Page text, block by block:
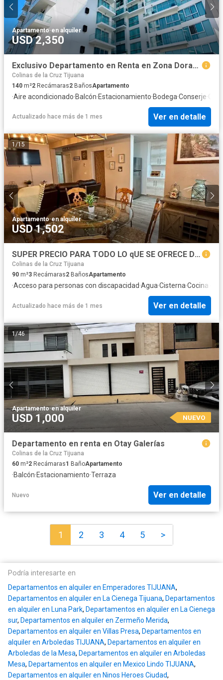
Apartamento·en alquiler
USD 2,350
Exclusivo Departamento en Renta en Zona Dorada con Vista al Campo de Golf
Colinas de la Cruz Tijuana
140 m²2 Recámaras2 BañosApartamento
·Aire acondicionado·Balcón·Estacionamiento·Bodega·Conserje·
Actualizado hace más de 1 mes Ver en detalle
1 /15
Apartamento·en alquiler
USD 1,502
SUPER PRECIO PARA TODO LO qUE SE OFRECE DEPARTAMENTO AMUEBLADO EN PLANTA BAJA ENFRENTE DE PALACIO CON INTERNET INCLUIDO Y CUOTA DE MANTENIMIENTO
Colinas de la Cruz Tijuana
90 m²3 Recámaras2 BañosApartamento
·Acceso para personas con discapacidad·Agua·Cisterna·Cocina
Actualizado hace más de 1 mes Ver en detalle
1/46
Apartamento·en alquiler
USD 1,000 NUEVO
Departamento en renta en Otay Galerías
Colinas de la Cruz Tijuana
60 m²2 Recámaras1 BañoApartamento
·Balcón·Estacionamiento·Terraza
Nuevo Ver en detalle
1 2 3 4 5 >
Podría interesarte en
Departamentos en alquiler en Emperadores TIJUANA,
Departamentos en alquiler en La Cienega Tijuana, Departamentos
en alquiler en Luna Park, Departamentos en alquiler en La Cienega
sur, Departamentos en alquiler en Zermeño Merida,
Departamentos en alquiler en Villas Presa, Departamentos en
alquiler en Arboledas TIJUANA, Departamentos en alquiler en
Arboledas de la Mesa, Departamentos en alquiler en Arboledas
Mesa, Departamentos en alquiler en Mexico Lindo TIJUANA,
Departamentos en alquiler en Ninos Heroes Ciudad,